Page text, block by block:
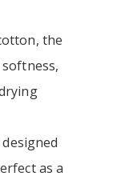
the
as a